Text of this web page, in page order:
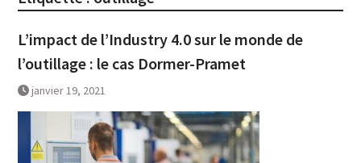
L’impact de l’Industry 4.0 sur le monde de
l’outillage : le cas Dormer-Pramet
janvier 19, 2021